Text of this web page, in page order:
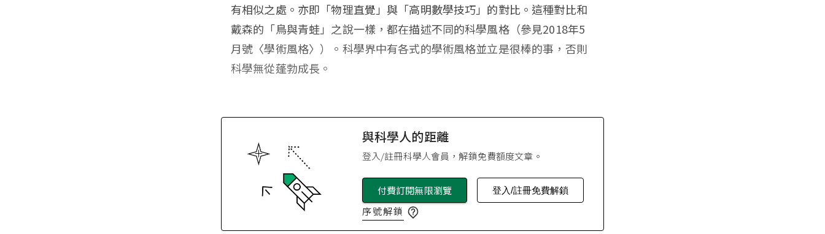
有相似之處。亦即「物理直覺」與「高明數學技巧」的對比。這種對比和
戴森的「鳥與青蛙」之說一樣，都在描述不同的科學風格（參見2018年5
月號〈學術風格〉）。科學界中有各式的學術風格並立是很棒的事，否則
科學無從蓬勃成長。
與科學人的距離
登入/註冊科學人會員，解鎖免費額度文章。
付費訂閱無限瀏覽 登入/註冊免費解鎖
序號解鎖